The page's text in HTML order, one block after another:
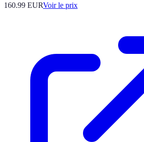
160.99 EURVoir le prix